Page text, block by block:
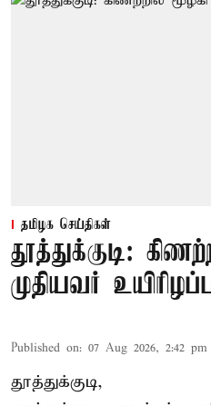
தமிழக செய்திகள்
தூத்துக்குடி:
முதியவர்
Published on: 07 Aug 2026, 2:42 pm
தூத்துக்குடி,